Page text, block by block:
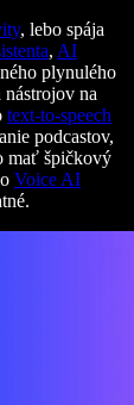
, lebo spája
, AI
plynulého
na
text-to-speech
podcastov,
mať špičkový
Voice AI